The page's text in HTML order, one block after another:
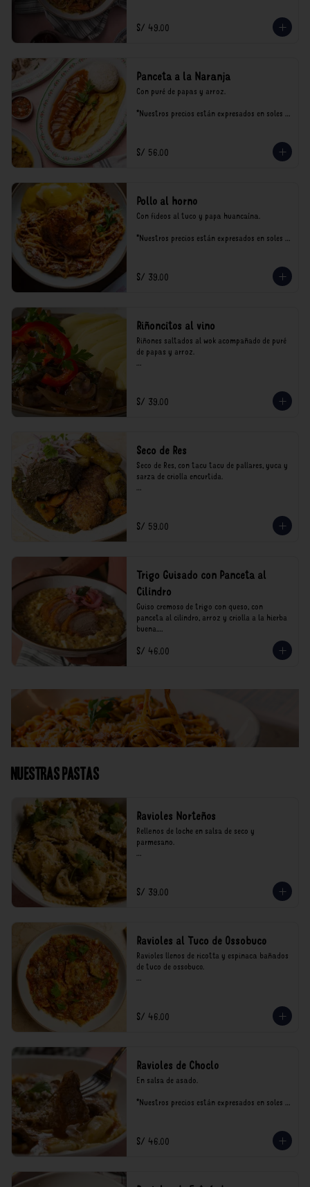
S/ 49.00
Panceta a la Naranja
Con puré de papas y arroz.
*Nuestros precios están expresados en soles e
S/ 56.00
Pollo al horno
Con fideos al tuco y papa huancaína.
*Nuestros precios están expresados en soles e
S/ 39.00
Riñoncitos al vino
Riñones saltados al wok acompañado de puré
de papas y arroz.
consumo.
S/ 39.00
Seco de Res
Seco de Res, con tacu tacu de pallares, yuca y
sarza de criolla encurtida.
consumo.
S/ 59.00
Trigo Guisado con Panceta al
Cilindro
Guiso cremoso de trigo con queso, con
panceta al cilindro, arroz y criolla a la hierba
buena.
*Nuestros precios están expresados en soles e
S/ 46.00
Nuestras Pastas
Ravioles Norteños
Rellenos de loche en salsa de seco y
parmesano.
consumo.
S/ 39.00
Ravioles al Tuco de Ossobuco
Ravioles llenos de ricotta y espinaca bañados
de tuco de ossobuco.
consumo.
S/ 46.00
Ravioles de Choclo
En salsa de asado.
*Nuestros precios están expresados en soles e
S/ 46.00